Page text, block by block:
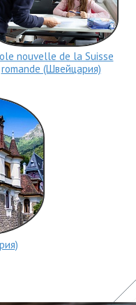
nouvelle de la Suisse
romande (Швейцария)